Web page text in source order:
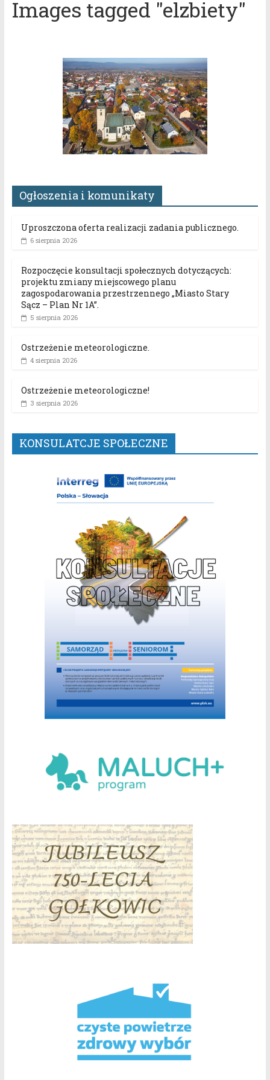
Images tagged "elzbiety"
Ogłoszenia i komunikaty
Uproszczona oferta realizacji zadania publicznego.
6 sierpnia 2026
Rozpoczęcie konsultacji społecznych dotyczących:
projektu zmiany miejscowego planu
zagospodarowania przestrzennego „Miasto Stary
Sącz – Plan Nr 1A”.
5 sierpnia 2026
Ostrzeżenie meteorologiczne.
4 sierpnia 2026
Ostrzeżenie meteorologiczne!
3 sierpnia 2026
KONSULATCJE SPOŁECZNE